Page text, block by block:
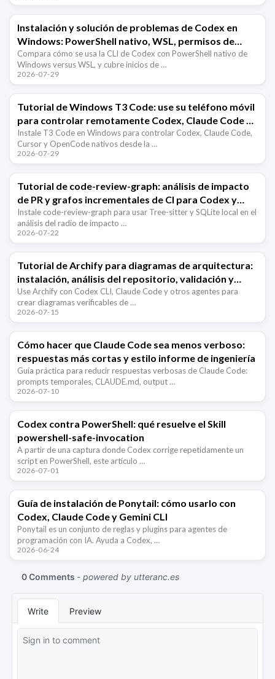
Instalación y solución de problemas de Codex en
Windows: PowerShell nativo, WSL, permisos de
zona de pruebas y problemas de ruta
Compara cómo se usa la CLI de Codex con PowerShell nativo de
Windows versus WSL, y cubre inicios de …
2026-07-29
Tutorial de Windows T3 Code: use su teléfono móvil
para controlar remotamente Codex, Claude Code y
OpenCode
Instale T3 Code en Windows para controlar Codex, Claude Code,
Cursor y OpenCode nativos desde la …
2026-07-29
Tutorial de code-review-graph: análisis de impacto
de PR y grafos incrementales de CI para Codex y
Claude Code
Instale code-review-graph para usar Tree-sitter y SQLite local en el
análisis del radio de impacto …
2026-07-22
Tutorial de Archify para diagramas de arquitectura:
instalación, análisis del repositorio, validación y
solución de problemas
Use Archify con Codex CLI, Claude Code y otros agentes para
crear diagramas verificables de …
2026-07-15
Cómo hacer que Claude Code sea menos verboso:
respuestas más cortas y estilo informe de ingeniería
Guía práctica para reducir respuestas verbosas de Claude Code:
prompts temporales, CLAUDE.md, output …
2026-07-10
Codex contra PowerShell: qué resuelve el Skill
powershell-safe-invocation
A partir de una captura donde Codex corrige repetidamente un
script en PowerShell, este artículo …
2026-07-01
Guía de instalación de Ponytail: cómo usarlo con
Codex, Claude Code y Gemini CLI
Ponytail es un conjunto de reglas y plugins para agentes de
programación con IA. Ayuda a Codex, …
2026-06-24